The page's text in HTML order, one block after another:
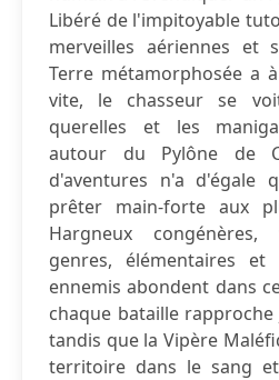
Libéré de l'impitoyable
merveilles aériennes et
Terre métamorphosée a
vite, le chasseur se
querelles et les
autour du Pylône de
d'aventures n'a d'égale
prêter main-forte aux
Hargneux
genres, élémentaires
ennemis abondent dans
chaque bataille
tandis que la Vipère
territoire dans le sang